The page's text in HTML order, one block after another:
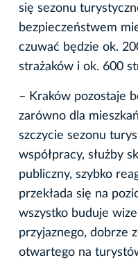
się sezonu
bezpieczeństwem
czuwać będzie ok.
strażaków i ok. 600
– Kraków pozostaje
zarówno dla
szczycie sezonu
współpracy, służby
publiczny, szybko
przekłada się na
wszystko buduje
przyjaznego, dobrze
otwartego na